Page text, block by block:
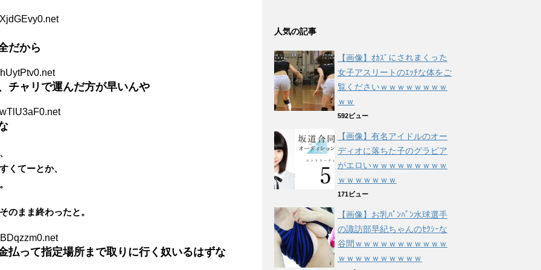
だから
チャリで運んだ方が早いんや
くてーとか、
のまま終わったと。
払って指定場所まで取りに行く奴いるはずな
人気の記事
【画像】ｵｶｽﾞにされまくった
女子アスリートのｴｯﾁな体をご
覧くださいｗｗｗｗｗｗｗｗ
ｗｗ
592ビュー
【画像】有名アイドルのオー
ディオに落ちた子のグラビア
がエロいｗｗｗｗｗｗｗｗｗ
ｗｗｗｗｗｗｗ
171ビュー
【画像】お乳ﾊﾟﾝﾊﾟﾝ水球選手
の諏訪部早紀ちゃんのｾｸｼｰな
谷間ｗｗｗｗｗｗｗｗｗｗｗ
ｗｗｗｗｗｗｗｗｗｗ